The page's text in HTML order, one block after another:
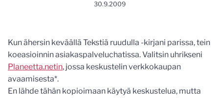
30.9.2009
Kun ähersin keväällä Tekstiä ruudulla -kirjani parissa, tein
koeasioinnin asiakaspalveluchatissa. Valitsin uhrikseni
Planeetta.netin, jossa keskustelin verkkokaupan
avaamisesta*.
En lähde tähän kopioimaan käytyä keskustelua, mutta